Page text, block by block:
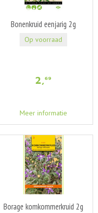
Bonenkruid eenjarig 2g
2,69
Meer informatie
Op voorraad
Borage komkommerkruid 2g